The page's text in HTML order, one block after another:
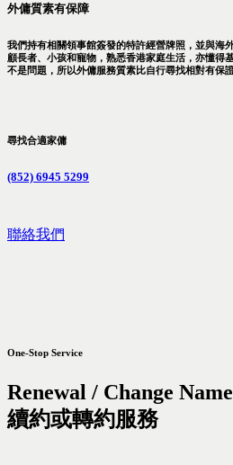
外傭質素有保障
我們持有相關領事館簽發的特許經營牌照，並與海
顧長者、小孩和寵物，熟悉香港家庭生活，亦懂得
不是問題，所以外傭服務質素比自行尋找相對有保證
尋找合適家傭
(852) 6945 5299
聯絡我們
One-Stop Service
Renewal / Change
續約或轉約服務